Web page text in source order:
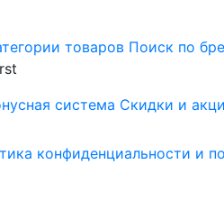
товаров Поиск по
система Скидки и
конфиденциальности и